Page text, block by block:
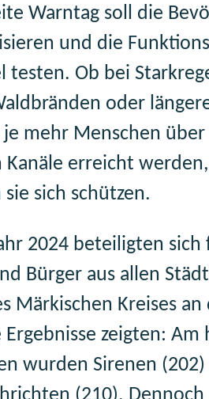
Warntag soll die
und die
testen. Ob bei
oder
je mehr Menschen
Kanäle erreicht
sich schützen.
2024 beteiligten sich
Bürger aus allen
Märkischen Kreises
Ergebnisse zeigten: Am
wurden Sirenen (202)